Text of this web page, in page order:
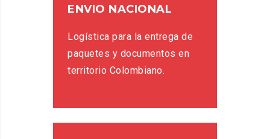
ENVIO NACIONAL
Logística para la entrega de
paquetes y documentos en
territorio Colombiano.